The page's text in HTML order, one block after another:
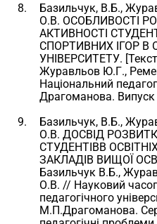
Базильчук, В.Б.,
О.В. ОСОБЛИВОСТІ
АКТИВНОСТІ
СПОРТИВНИХ ІГОР В
УНІВЕРСИТЕТУ.
Журавльов Ю.Г.,
Національний
Драгоманова.
Базильчук, В.Б.,
О.В. ДОСВІД
СТУДЕНТІВВ
ЗАКЛАДІВ ВИЩОЇ
Базильчук В.Б.,
О.В. // Науковий
педагогічного
М.П.Драгоманова.